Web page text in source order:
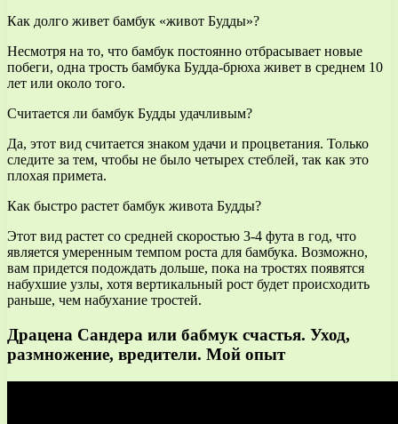
Как долго живет бамбук «живот Будды»?
Несмотря на то, что бамбук постоянно отбрасывает новые
побеги, одна трость бамбука Будда-брюха живет в среднем 10
лет или около того.
Считается ли бамбук Будды удачливым?
Да, этот вид считается знаком удачи и процветания. Только
следите за тем, чтобы не было четырех стеблей, так как это
плохая примета.
Как быстро растет бамбук живота Будды?
Этот вид растет со средней скоростью 3-4 фута в год, что
является умеренным темпом роста для бамбука. Возможно,
вам придется подождать дольше, пока на тростях появятся
набухшие узлы, хотя вертикальный рост будет происходить
раньше, чем набухание тростей.
Драцена Сандера или бабмук счастья. Уход,
размножение, вредители. Мой опыт